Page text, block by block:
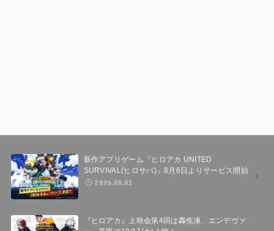
新作アプリゲーム『ヒロアカ UNITED
SURVIVAL(ヒロサバ)』8月6日よりサービス開始
2026.08.03
『ヒロアカ』上映会第4回は轟焦凍、エンデヴァ